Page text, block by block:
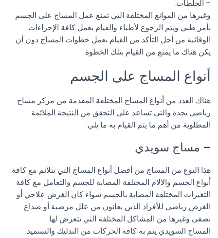
– الجلطات.
وغيرها من الموانع المختلفة التي تمنع عمل المساج على الجسم
بأمر طبي ويتم الرجوع لأطباء والقيام بعمل كافة الإجراءات
الوقائية من أجل التأكد من القيام بعمل خطوات المساج دون أن
يكن هناك ما يمنع من القيام بتلك الخطوة.
أنواع المساج على الجسم
هناك العدد من أنواع المساج المختلفة المقدمة من مركز مساج
رياضي بجدة والتي تساعد على التحقق من النتيجة الملائمة
المطلوبة من أهم ما يتم القيام به ما يلي:
– مساج سويدي
هذا النوع من المساج من أفضل أنواع المساج التي تتلائم مع كافة
أنواع الجسم والالام المختلفة المصابة للجسم والتعامل مع كافة
التغيرات المختلفة المصابة بالجسم سواء كان الغرض علاجي أو
الغرض رياضي للأفراد الذين يعانون من علل مرضية أو صداع
نصفي وغيرها من المشاكل المختلفة التي تتعرض لها.
المساج السويدي يتم به كافة الحركات من التدليك والتسميد